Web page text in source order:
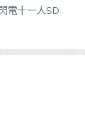
電十一人SD